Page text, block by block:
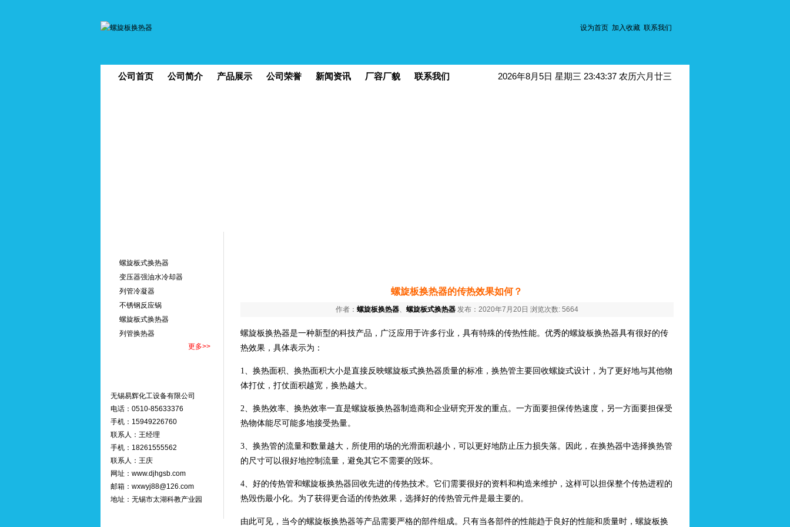
设为首页 加入收藏 联系我们
公司首页 公司简介 产品展示 公司荣誉 新闻资讯 厂容厂貌 联系我们 2026年8月5日 星期三 23:43:37 农历六月廿三
螺旋板式换热器
变压器强油水冷却器
列管冷凝器
不锈钢反应锅
螺旋板式换热器
列管换热器
更多>>
无锡易辉化工设备有限公司
电话：0510-85633376
手机：15949226760
联系人：王经理
手机：18261555562
联系人：王庆
网址： www.djhgsb.com
邮箱：wxwyj88@126.com
地址：无锡市太湖科教产业园
螺旋板换热器的传热效果如何？
作者： 螺旋板换热器、 螺旋板式换热器发布：2020年7月20日 浏览次数: 5664
螺旋板换热器是一种新型的科技产品，广泛应用于许多行业，具有特殊的传热性能。优秀的螺旋板换热器具有很好的传
热效果，具体表示为：
1、换热面积、换热面积大小是直接反映螺旋板式换热器质量的标准，换热管主要回收螺旋式设计，为了更好地与其他物
体打仗，打仗面积越宽，换热越大。
2、换热效率、换热效率一直是螺旋板换热器制造商和企业研究开发的重点。一方面要担保传热速度，另一方面要担保受
热物体能尽可能多地接受热量。
3、换热管的流量和数量越大，所使用的场的光滑面积越小，可以更好地防止压力损失落。因此，在换热器中选择换热管
的尺寸可以很好地控制流量，避免其它不需要的毁坏。
4、好的传热管和螺旋板换热器回收先进的传热技术。它们需要很好的资料和构造来维护，这样可以担保整个传热进程的
热毁伤最小化。为了获得更合适的传热效果，选择好的传热管元件是最主要的。
由此可见，当今的螺旋板换热器等产品需要严格的部件组成。只有当各部件的性能趋于良好的性能和质量时，螺旋板换